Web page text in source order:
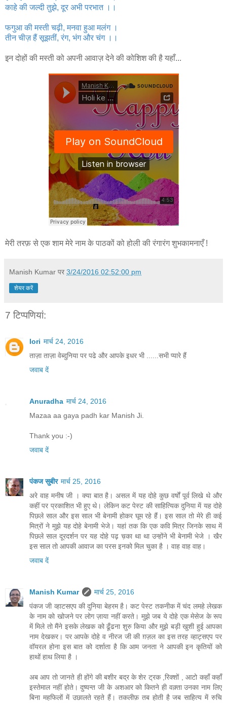
काहे की जल्‍दी तुझे, दूर अभी परभात ।।
फगुआ की मस्‍ती चढ़ी, मनवा हुआ मलंग ।
तीन चीज़ हैं सूझतीं, रंग, भंग और चंग ।।
इन दोहों की मस्ती को अपनी आवाज़ देने की कोशिश की है यहाँ...
मेरी तरफ़ से एक शाम मेरे नाम के पाठकों को होली की रंगारंग शुभकामनाएँ !
Manish Kumar पर 3/24/2016 02:52:00 pm
शेयर करें
7 टिप्‍पणियां:
lori मार्च 24, 2016
ताज़ा ताज़ा वेब्दुनिया पर पढे और आपके इधर भी ......सभी प्यारे हैं
जवाब दें
Anuradha मार्च 24, 2016
Mazaa aa gaya padh kar Manish Ji.
Thank you :-)
जवाब दें
पंकज सुबीर मार्च 25, 2016
अरे वाह मनीष जी । क्‍या बात है। असल में यह दोहे कुछ वर्षों पूर्व लिखे थे और
कहीं पर प्रकाशित भी हुए थे। लेकिन कट पेस्‍ट की साहित्यिक दुनिया में यह दोहे
पिछले साल और इस साल भी बेनामी होकर घूम रहे हैं। इस साल तो मेरे ही कई
मित्रों ने मुझे यह दोहे बेनामी भेजे। यहां तक कि एक कवि मित्र जिनके साथ में
पिछले साल दूरदर्शन पर यह दोहे पढ़ च़का था था उन्‍होंने भी बेनामी भेजे । खैर
इस साल तो आपकी आवाज का परस इनको मिल चुका है । वाह वाह वाह।
जवाब दें
Manish Kumar
मार्च 25, 2016
पंकज जी व्हाटसएप की दुनिया बेहरम है। कट पेस्ट तकनीक में चंद लमहे लेखक
के नाम को खोजने पर लोग ज़ाया नहीं करते। मुझे जब ये दोहे एक मेसेज के रूप
में मिले तो मैंने इसके लेखक को ढूँढना शुरु किया और मुझे बड़ी खुशी हुई आपका
नाम देखकर। पर आपके दोहे व नीरज जी की ग़ज़ल का इस तरह व्हाट्सएप पर
वॉयरल होना इस बात को दर्शाता है कि आम जनता ने आपकी इन कृतियों को
हाथों हाथ लिया है ।
अब आप तो जानते ही होंगे की बशीर बद्र के शेर ट्रक ,रिक्शों , आटो कहाँ कहाँ
इस्तेमाल नहीं होते। दुष्यन्त जी के अशआर को कितने ही वक़्ता उनका नाम लिए
बिना महफिलों में उछालते रहते हैं। तकलीफ़ तब होती है जब साहित्य में रुचि